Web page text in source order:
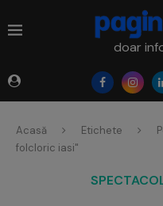
doar
Acasă Etichete
folcloric iasi"